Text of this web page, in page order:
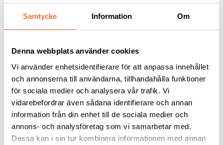
Samtycke Information Om
Denna webbplats använder cookies
Vi använder enhetsidentifierare för att anpassa innehållet
och annonserna till användarna, tillhandahålla funktioner
för sociala medier och analysera vår trafik. Vi
vidarebefordrar även sådana identifierare och annan
information från din enhet till de sociala medier och
annons- och analysföretag som vi samarbetar med.
Dessa kan i sin tur kombinera informationen med annan
1800 Renaissance Blvd.
Sturtevant WI 53177
info@andisco.com
Liknande produkter